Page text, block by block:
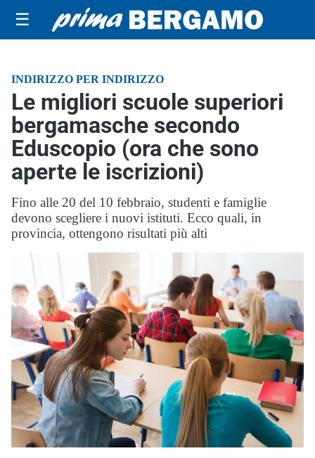
☰
INDIRIZZO PER INDIRIZZO
Le migliori scuole superiori
bergamasche secondo
Eduscopio (ora che sono
aperte le iscrizioni)
Fino alle 20 del 10 febbraio, studenti e famiglie
devono scegliere i nuovi istituti. Ecco quali, in
provincia, ottengono risultati più alti